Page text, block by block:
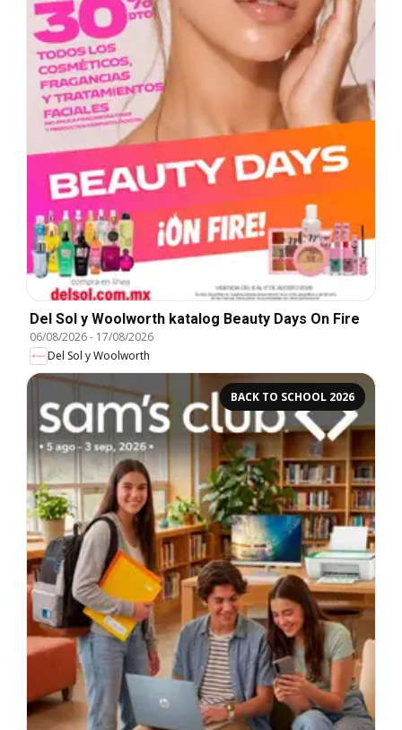
Del Sol y Woolworth katalog Beauty Days On Fire
06/08/2026- 17/08/2026
Del Sol y Woolworth
BACK TO SCHOOL 2026